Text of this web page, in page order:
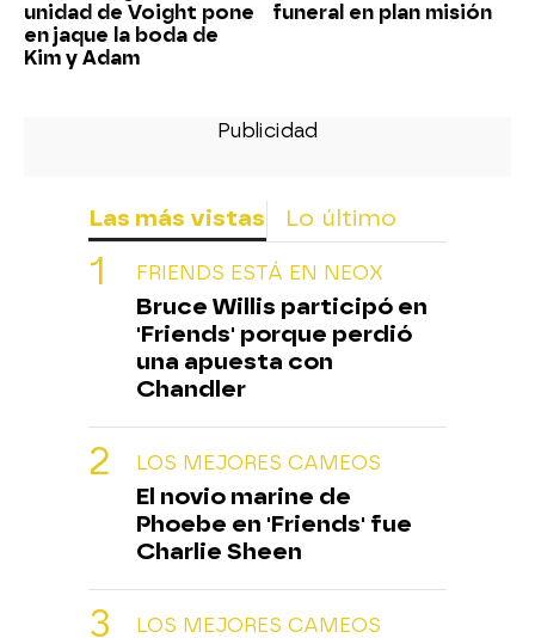
unidad de Voight pone
en jaque la boda de
Kim y Adam
funeral en plan misión
Las más vistas Lo último
FRIENDS ESTÁ EN NEOX
Bruce Willis participó en
'Friends' porque perdió
una apuesta con
Chandler
LOS MEJORES CAMEOS
El novio marine de
Phoebe en 'Friends' fue
Charlie Sheen
LOS MEJORES CAMEOS